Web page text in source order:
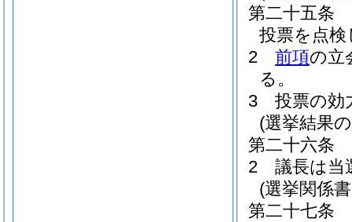
第二十五条
投票を点
2
前項の立
る。
3
投票の効
(選挙結果
第二十六条
2
議長は当
(選挙関係
第二十七条